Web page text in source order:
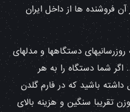
فروشنده ها از داخل ایران
دستگاهها و مدلهای
شما دستگاه را به هر
داشته باشید که در فارم گلدن
تقریبا سنگین و هزینه بالای